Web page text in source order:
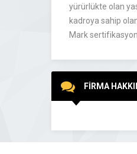
yürürlükte olan
kadroya sahip
Mark
FİRMA